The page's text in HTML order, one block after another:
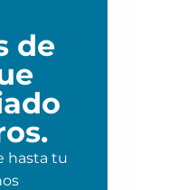
de
hasta tu